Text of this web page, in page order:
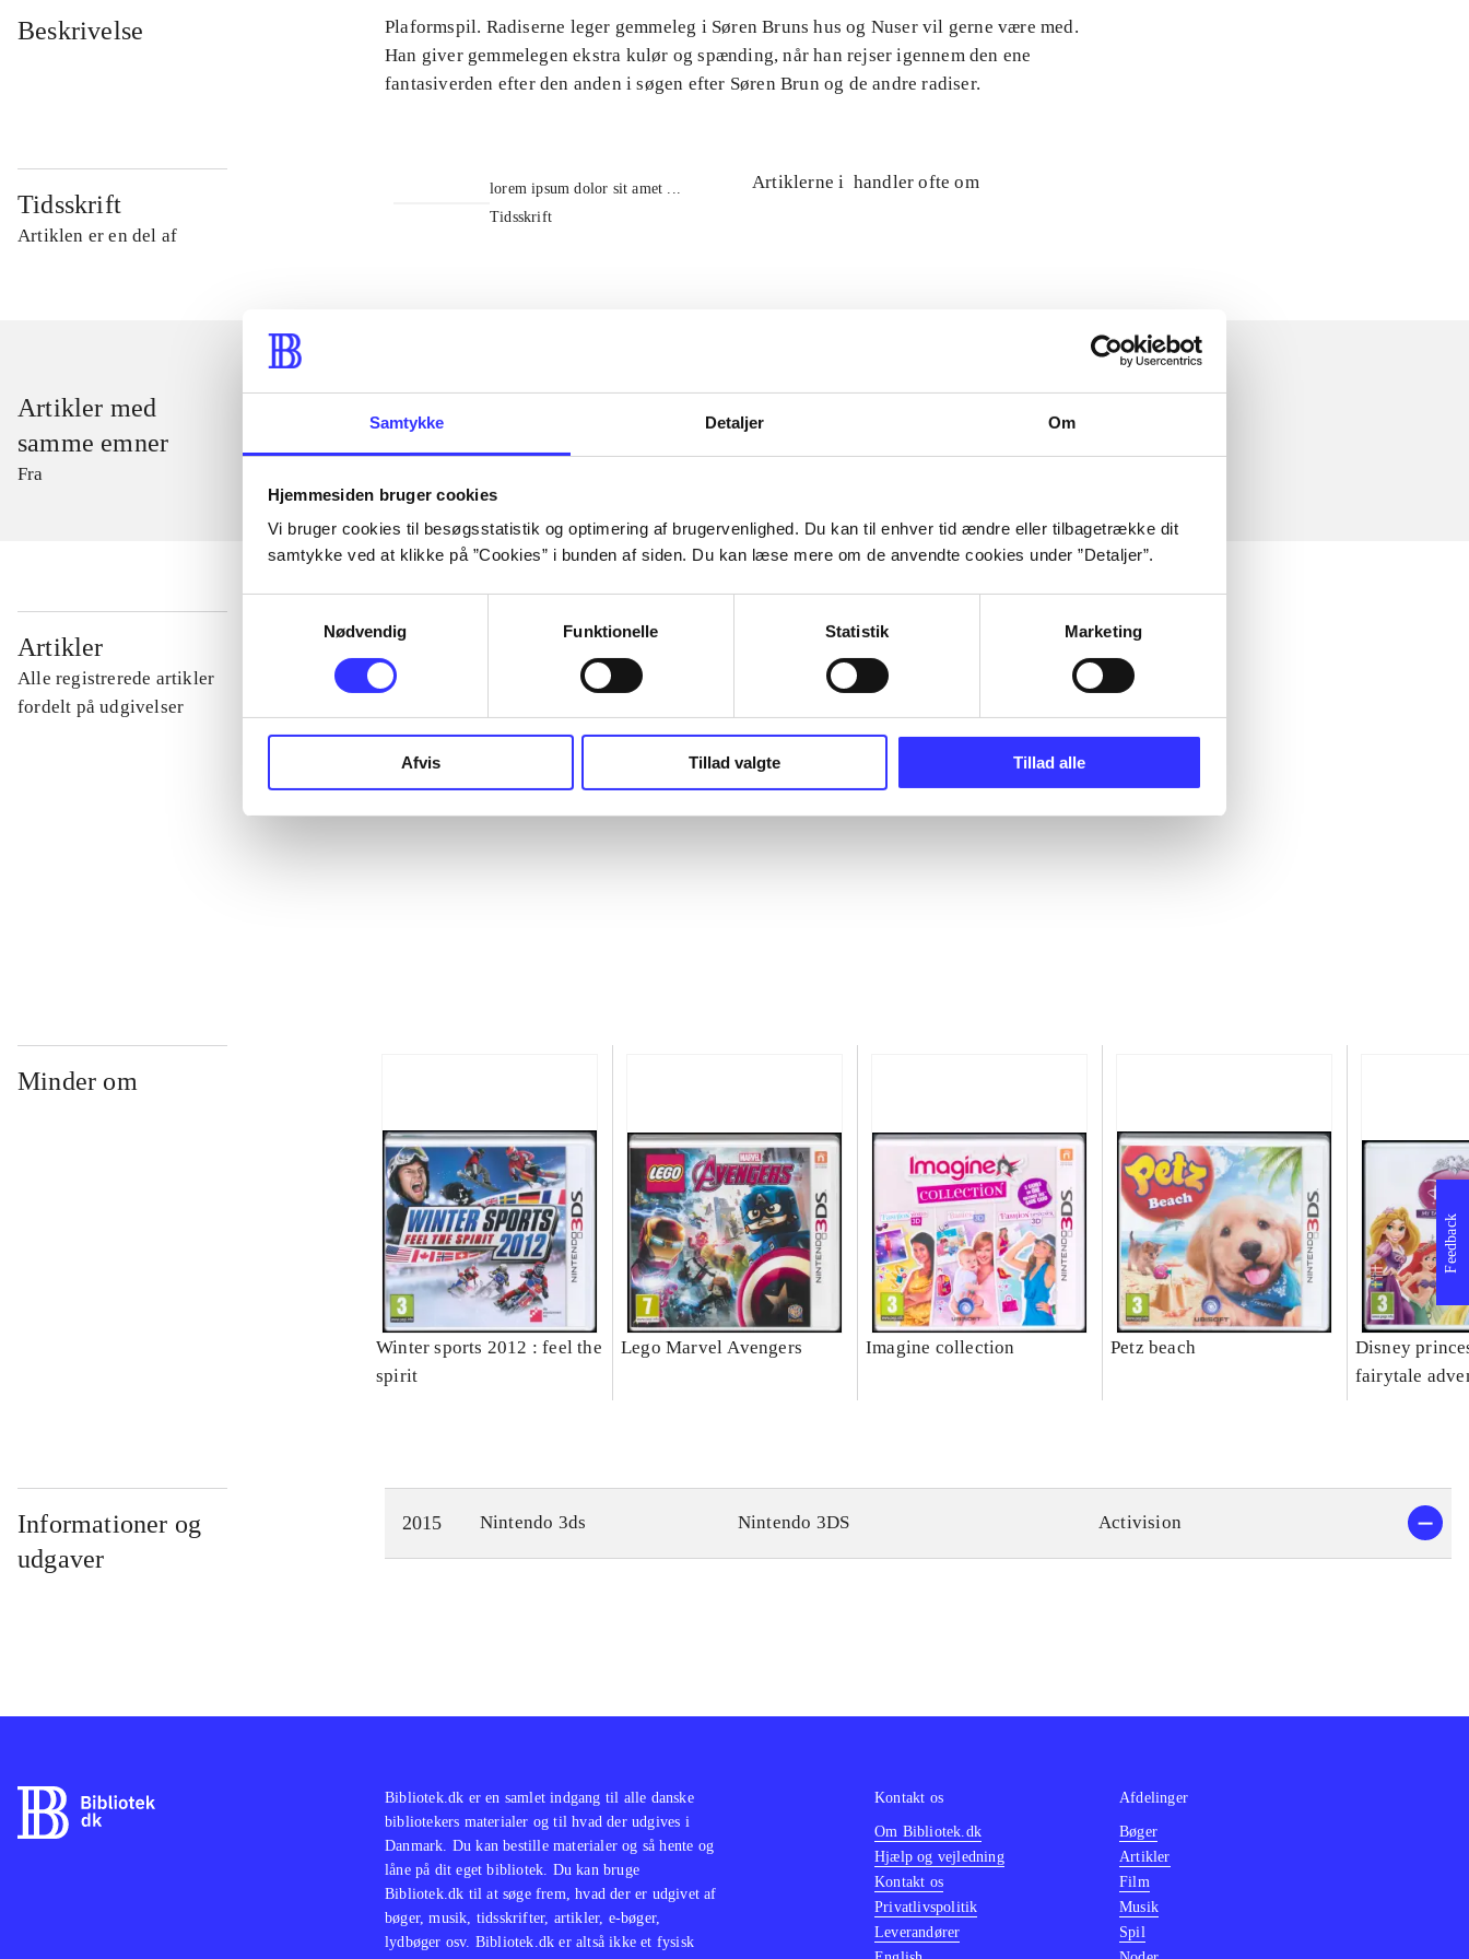
Samtykke Detaljer Om
Hjemmesiden bruger cookies
Vi bruger cookies til besøgsstatistik og optimering af brugervenlighed. Du kan til enhver tid ændre eller tilbagetrække dit
samtykke ved at klikke på ”Cookies” i bunden af siden. Du kan læse mere om de anvendte cookies under ”Detaljer”.
Nødvendig
Funktionelle Statistik Marketing
Afvis Tillad valgte Tillad alle
Beskrivelse
Plaformspil. Radiserne leger gemmeleg i Søren Bruns hus og Nuser vil gerne være med.
Han giver gemmelegen ekstra kulør og spænding, når han rejser igennem den ene
fantasiverden efter den anden i søgen efter Søren Brun og de andre radiser.
Tidsskrift
Artiklen er en del af
lorem ipsum dolor sit amet ...
Tidsskrift
Artiklerne i handler ofte om
Artikler med
samme emner
Fra
Artikler
Alle registrerede artikler
fordelt på udgivelser
...
Minder om
Winter sports 2012 : feel the
spirit
Lego Marvel Avengers Imagine collection Petz beach
Disney
fairytale
Informationer og
udgaver
2015 Nintendo 3ds Nintendo 3DS Activision
Feedback
Bibliotek.dk er en samlet indgang til alle danske
bibliotekers materialer og til hvad der udgives i
Danmark. Du kan bestille materialer og så hente og
låne på dit eget bibliotek. Du kan bruge
Bibliotek.dk til at søge frem, hvad der er udgivet af
bøger, musik, tidsskrifter, artikler, e-bøger,
lydbøger osv. Bibliotek.dk er altså ikke et fysisk
Kontakt os
Om Bibliotek.dk
Hjælp og vejledning
Kontakt os
Privatlivspolitik
Leverandører
Afdelinger
Bøger
Artikler
Film
Musik
Spil